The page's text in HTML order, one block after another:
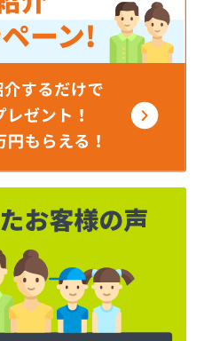
仙台事業所
ギーセンター
フ東北株式会社
ンター東北
所
巻営業所